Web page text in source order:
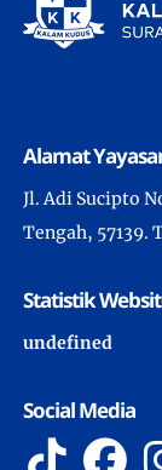
Alamat
Jl. Adi Sucipto
Tengah, 57139.
Statistik
undefned
Social Media